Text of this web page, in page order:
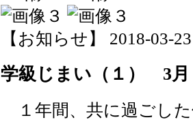
【お知らせ】 2018-03-
学級じまい（１） 3月
１年間、共に過ごし